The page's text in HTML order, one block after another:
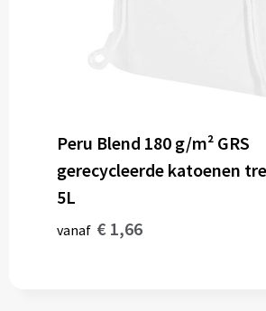
Peru Blend 180 g/m² GRS
gerecycleerde katoenen
5L
vanaf € 1,66